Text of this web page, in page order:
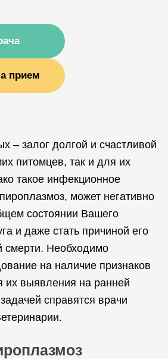
прием
– залог долгой и счастливой
питомцев, так и для их
такое инфекционное
может негативно
состоянии Вашего
и даже стать причиной его
смерти. Необходимо
на наличие признаков
их выявления на ранней
справятся врачи